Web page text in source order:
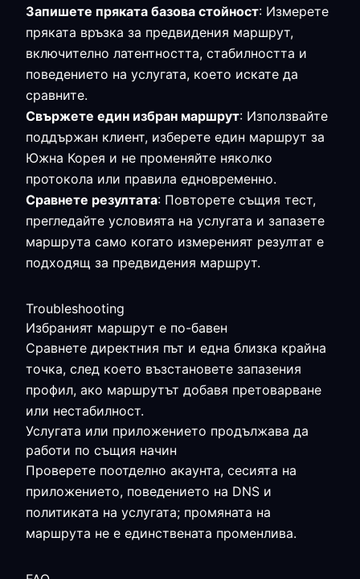
Запишете пряката базова стойност: Измерете
пряката връзка за предвидения маршрут,
включително латентността, стабилността и
поведението на услугата, което искате да
сравните.
Свържете един избран маршрут: Използвайте
поддържан клиент, изберете един маршрут за
Южна Корея и не променяйте няколко
протокола или правила едновременно.
Сравнете резултата: Повторете същия тест,
прегледайте условията на услугата и запазете
маршрута само когато измереният резултат е
подходящ за предвидения маршрут.
Troubleshooting
Избраният маршрут е по-бавен
Сравнете директния път и една близка крайна
точка, след което възстановете запазения
профил, ако маршрутът добавя претоварване
или нестабилност.
Услугата или приложението продължава да
работи по същия начин
Проверете поотделно акаунта, сесията на
приложението, поведението на DNS и
политиката на услугата; промяната на
маршрута не е единствената променлива.